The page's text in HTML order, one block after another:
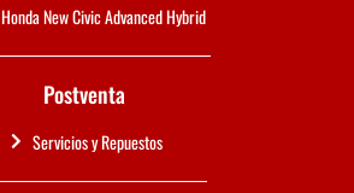
Honda New Civic Advanced Hybrid
Postventa
Servicios y Repuestos